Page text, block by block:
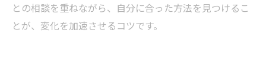
との相談を重ねながら、自分に合った方法を見つけるこ
とが、変化を加速させるコツです。